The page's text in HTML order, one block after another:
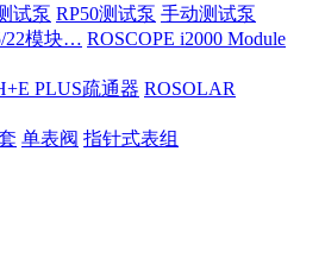
试泵 RP50测试泵 手动测试泵
22模块… ROSCOPE i2000 Module
PLUS疏通器 ROSOLAR
单表阀 指针式表组